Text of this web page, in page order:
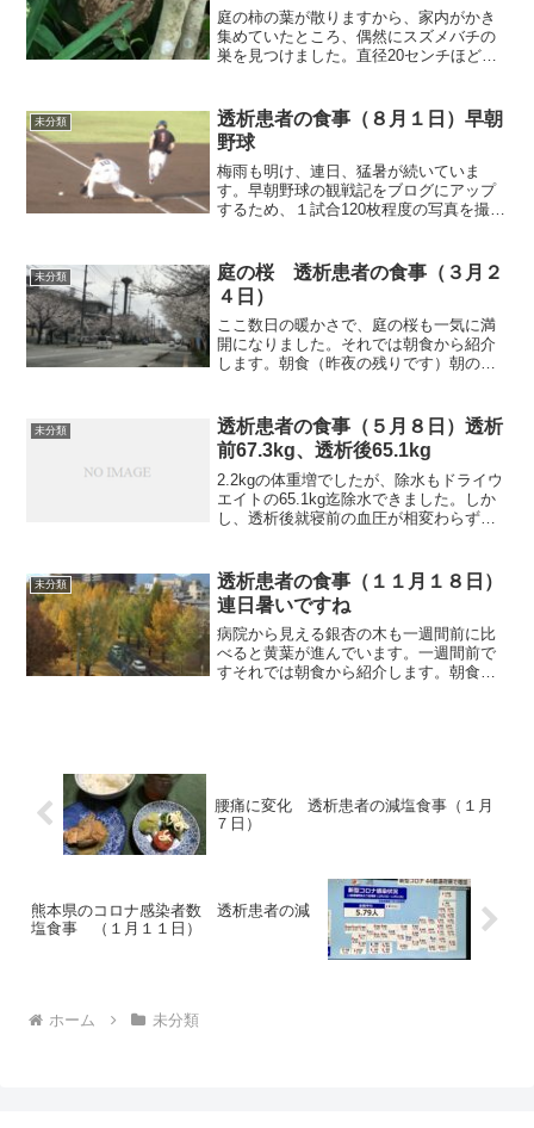
庭の柿の葉が散りますから、家内がかき
集めていたところ、偶然にスズメバチの
巣を見つけました。直径20センチほどの
んで駆除してもらいました。巣を作り始
めて１週間程度経ってい...
未分類
透析患者の食事（８月１日）早朝
野球
梅雨も明け、連日、猛暑が続いていま
す。早朝野球の観戦記をブログにアップ
するため、１試合120枚程度の写真を撮り
ね。審判の判定はセーフでした。それで
は朝食から紹介します。朝...
未分類
庭の桜 透析患者の食事（３月２
４日）
ここ数日の暖かさで、庭の桜も一気に満
開になりました。それでは朝食から紹介
します。朝食（昨夜の残りです）朝の体
でしょう。しかし、鯛のみそ汁を食べず
にいることは無理でした。...
未分類
透析患者の食事（５月８日）透析
前67.3kg、透析後65.1kg
2.2kgの体重増でしたが、除水もドライウ
エイトの65.1kg迄除水できました。しか
し、透析後就寝前の血圧が相変わらず下
思うのですが。看護師からは、食後は下
がる...
未分類
透析患者の食事（１１月１８日）
連日暑いですね
病院から見える銀杏の木も一週間前に比
べると黄葉が進んでいます。一週間前で
すそれでは朝食から紹介します。朝食
腰痛に変化 透析患者の減塩食事（１月
７日）
熊本県のコロナ感染者数 透析患者の減
塩食事 （１月１１日）
ホーム 未分類